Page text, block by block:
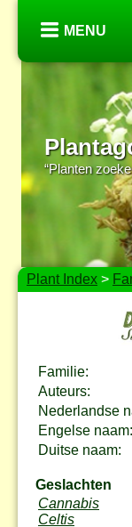
MENU
“Planten
Plant Index >
Familie:
Auteurs:
Nederlandse
Engelse naam:
Duitse naam:
Geslachten
Cannabis
Celtis